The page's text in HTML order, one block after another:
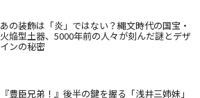
あの装飾は「炎」ではない？縄文時代の国宝・
火焔型土器、5000年前の人々が刻んだ謎とデザ
インの秘密
『豊臣兄弟！』後半の鍵を握る「浅井三姉妹」